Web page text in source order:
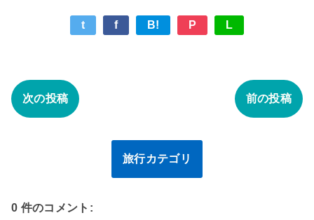
t f B! P L
次の投稿 前の投稿
旅行カテゴリ
0 件のコメント: